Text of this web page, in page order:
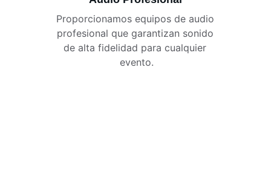
Proporcionamos equipos de audio
profesional que garantizan sonido
de alta fidelidad para cualquier
evento.